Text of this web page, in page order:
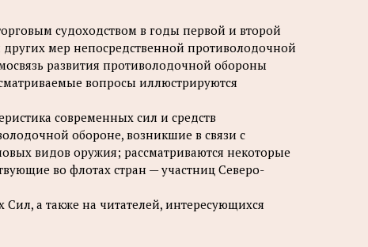
судоходством в годы первой и второй
мер непосредственной противолодочной
развития противолодочной обороны
вопросы иллюстрируются
современных сил и средств
обороне, возникшие в связи с
видов оружия; рассматриваются некоторые
во флотах стран — участниц Северо-
а также на читателей, интересующихся